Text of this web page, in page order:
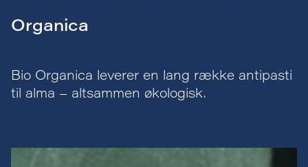
Organica
Bio Organica leverer en lang række antipasti
til alma – altsammen økologisk.